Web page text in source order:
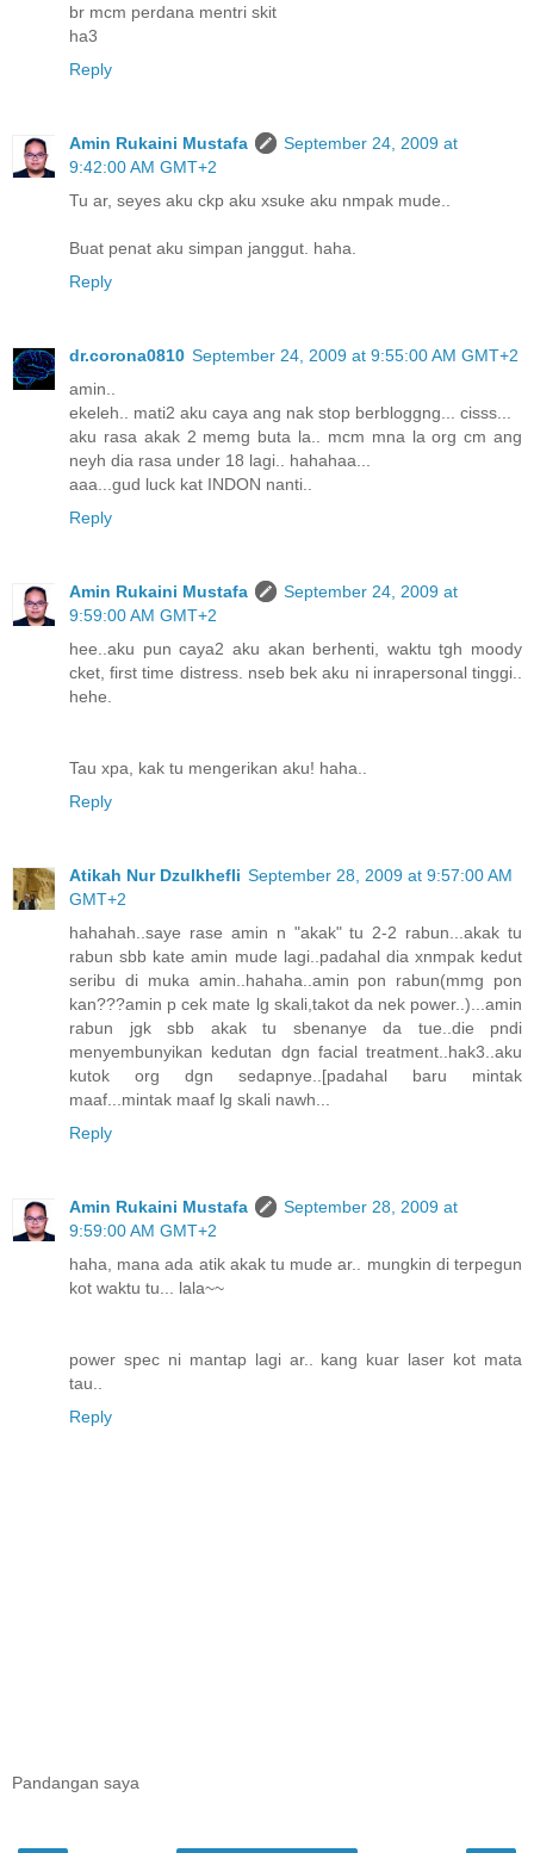
br mcm perdana mentri skit
ha3
Reply
Amin Rukaini Mustafa
September 24, 2009 at
9:42:00 AM GMT+2
Tu ar, seyes aku ckp aku xsuke aku nmpak mude..
Buat penat aku simpan janggut. haha.
Reply
dr.corona0810 September 24, 2009 at 9:55:00 AM GMT+2
amin..
ekeleh.. mati2 aku caya ang nak stop berbloggng... cisss...
aku rasa akak 2 memg buta la.. mcm mna la org cm ang
neyh dia rasa under 18 lagi.. hahahaa...
aaa...gud luck kat INDON nanti..
Reply
Amin Rukaini Mustafa
September 24, 2009 at
9:59:00 AM GMT+2
hee..aku pun caya2 aku akan berhenti, waktu tgh moody
cket, first time distress. nseb bek aku ni inrapersonal tinggi..
hehe.
Tau xpa, kak tu mengerikan aku! haha..
Reply
Atikah Nur Dzulkhefli September 28, 2009 at 9:57:00 AM
GMT+2
hahahah..saye rase amin n "akak" tu 2-2 rabun...akak tu
rabun sbb kate amin mude lagi..padahal dia xnmpak kedut
seribu di muka amin..hahaha..amin pon rabun(mmg pon
kan???amin p cek mate lg skali,takot da nek power..)...amin
rabun jgk sbb akak tu sbenanye da tue..die pndi
menyembunyikan kedutan dgn facial treatment..hak3..aku
kutok org dgn sedapnye..[padahal baru mintak
maaf...mintak maaf lg skali nawh...
Reply
Amin Rukaini Mustafa
September 28, 2009 at
9:59:00 AM GMT+2
haha, mana ada atik akak tu mude ar.. mungkin di terpegun
kot waktu tu... lala~~
power spec ni mantap lagi ar.. kang kuar laser kot mata
tau..
Reply
Pandangan saya